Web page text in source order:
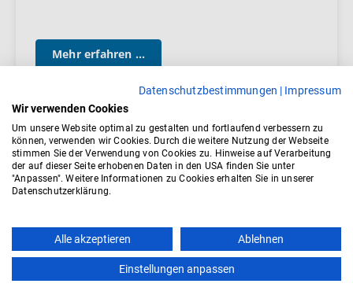
Datenschutzbestimmungen | Impressum
Wir verwenden Cookies
Um unsere Website optimal zu gestalten und fortlaufend verbessern zu
können, verwenden wir Cookies. Durch die weitere Nutzung der Webseite
stimmen Sie der Verwendung von Cookies zu. Hinweise auf Verarbeitung
der auf dieser Seite erhobenen Daten in den USA finden Sie unter
"Anpassen". Weitere Informationen zu Cookies erhalten Sie in unserer
Datenschutzerklärung.
Alle akzeptieren Ablehnen
Einstellungen anpassen
Mehr erfahren ...
Kostenübernahme bei
Schwerbehindertenschulungen
Unser gesamtes Angebot an SBV-Schulungen ist nach dem
Betriebsverfassungsgesetz
staatlich anerkannt und steht
Schulungsanspruch . Das Neunte Buch
Sozialgesetzbuch (SGB IX) sieht vor, dass